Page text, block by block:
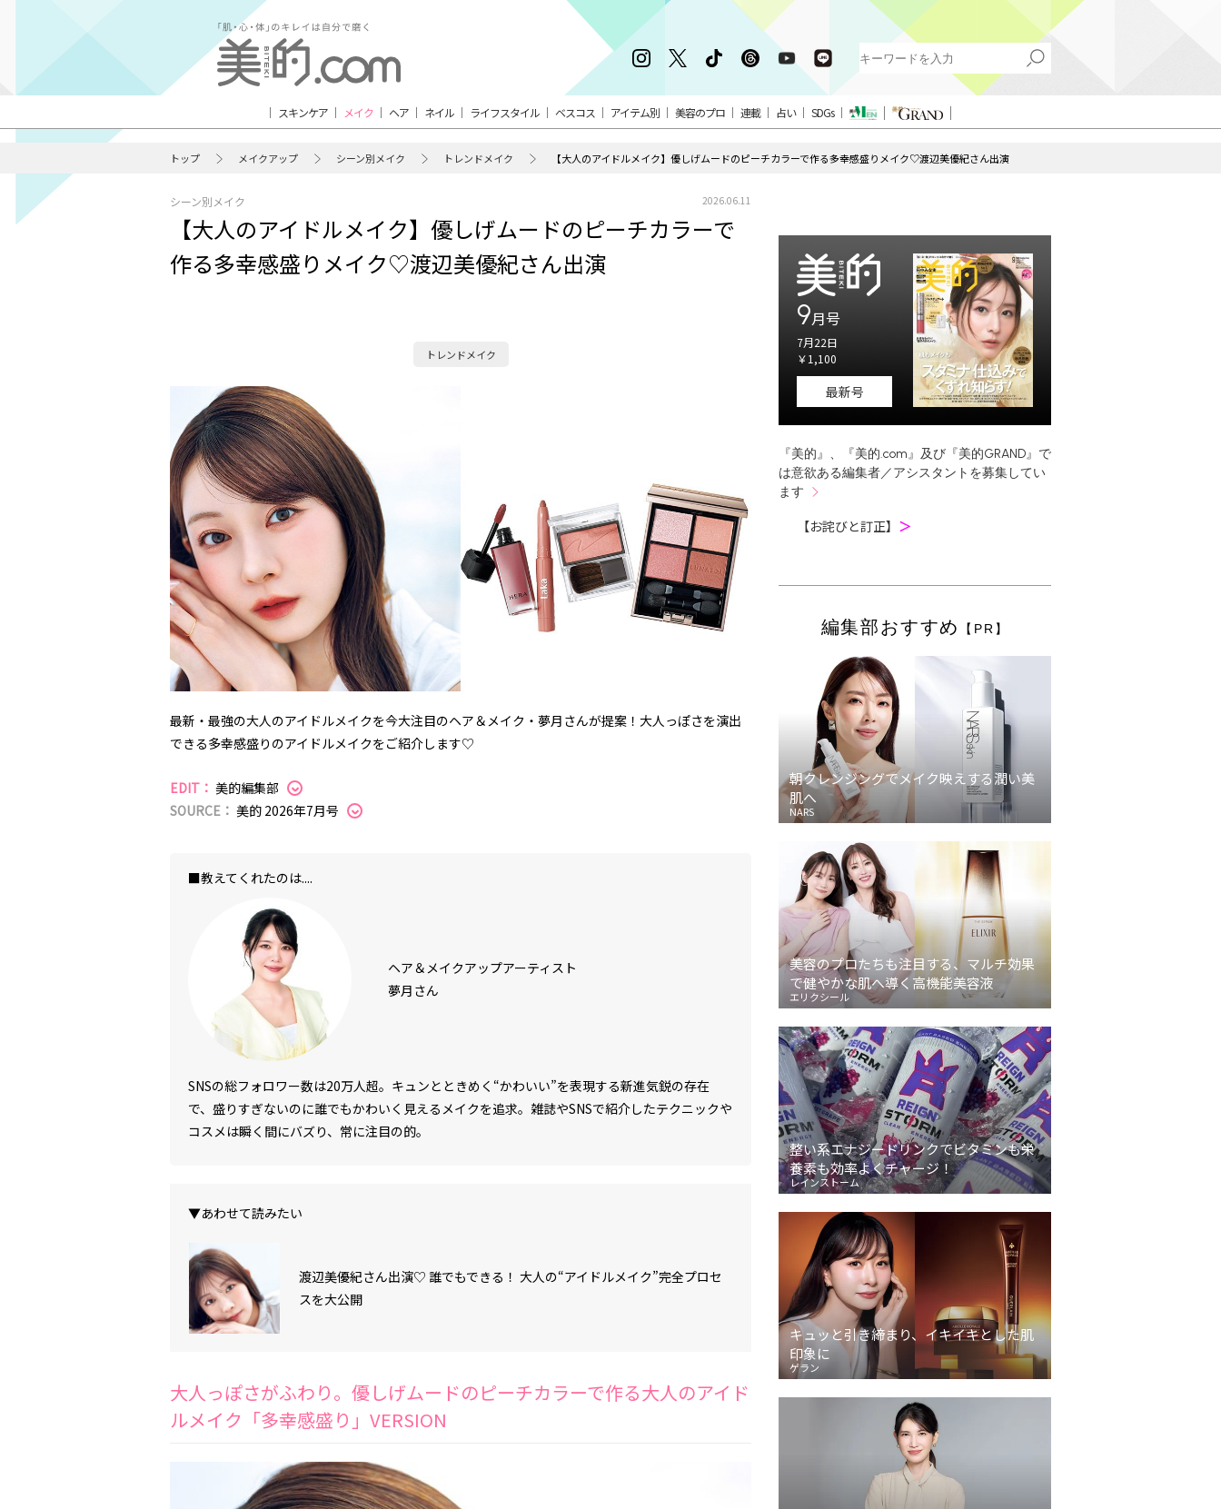
スキンケア メイク ヘア ネイル ライフスタイル ベスコス アイテム別 美容のプロ 連載 占い SDGs
トップ メイクアップ シーン別メイク トレンドメイク 【大人のアイドルメイク】優しげムードのピーチカラーで作る多幸感盛りメイク♡渡辺美優紀さん出演
シーン別メイク 2026.06.11
【大人のアイドルメイク】優しげムードのピーチカラーで
作る多幸感盛りメイク♡渡辺美優紀さん出演
トレンドメイク
最新・最強の大人のアイドルメイクを今大注目のヘア＆メイク・夢月さんが提案！大人っぽさを演出
できる多幸感盛りのアイドルメイクをご紹介します♡
EDIT： 美的編集部
SOURCE： 美的 2026年7月号
■教えてくれたのは....
ヘア＆メイクアップアーティスト
夢月さん
SNSの総フォロワー数は20万人超。キュンとときめく“かわいい”を表現する新進気鋭の存在
で、盛りすぎないのに誰でもかわいく見えるメイクを追求。雑誌やSNSで紹介したテクニックや
コスメは瞬く間にバズり、常に注目の的。
▼あわせて読みたい
渡辺美優紀さん出演♡ 誰でもできる！ 大人の“アイドルメイク”完全プロセ
スを大公開
大人っぽさがふわり。優しげムードのピーチカラーで作る大人のアイド
ルメイク「多幸感盛り」VERSION
9月号
7月22日
￥1,100
最新号
『美的』、『美的.com』及び『美的GRAND』で
は意欲ある編集者／アシスタントを募集してい
ます
【お詫びと訂正】 ＞
編集部おすすめ 【PR】
朝クレンジングでメイク映えする潤い美
肌へ
NARS
美容のプロたちも注目する、マルチ効果
で健やかな肌へ導く高機能美容液
エリクシール
整い系エナジードリンクでビタミンも栄
養素も効率よくチャージ！
レインストーム
キュッと引き締まり、イキイキとした肌
印象に
ゲラン